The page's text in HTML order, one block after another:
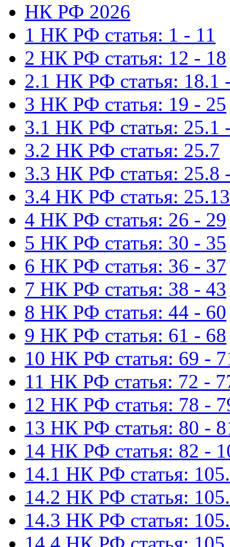
НК РФ 2026
1 НК РФ статья: 1 - 11
2 НК РФ статья: 12 - 18
2.1 НК РФ статья: 18.1
3 НК РФ статья: 19 - 25
3.1 НК РФ статья: 25.1
3.2 НК РФ статья: 25.7
3.3 НК РФ статья: 25.8
3.4 НК РФ статья:
4 НК РФ статья: 26 - 29
5 НК РФ статья: 30 - 35
6 НК РФ статья: 36 - 37
7 НК РФ статья: 38 - 43
8 НК РФ статья: 44 - 60
9 НК РФ статья: 61 - 68
10 НК РФ статья: 69 -
11 НК РФ статья: 72 -
12 НК РФ статья: 78 -
13 НК РФ статья: 80 -
14 НК РФ статья: 82 -
14.1 НК РФ статья:
14.2 НК РФ статья:
14.3 НК РФ статья: